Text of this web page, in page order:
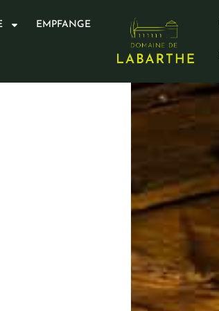
EMPFANGE